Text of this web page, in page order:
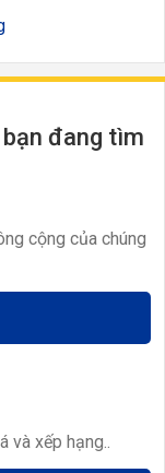
đang tìm
cộng của chúng
và xếp hạng..